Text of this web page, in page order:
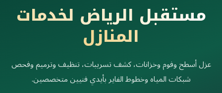
مستقبل الرياض لخدمات
المنازل
عزل أسطح وفوم وخزانات، كشف تسريبات، تنظيف وترميم وفحص
شبكات المياه وخطوط الفاير بأيدي فنيين متخصصين.